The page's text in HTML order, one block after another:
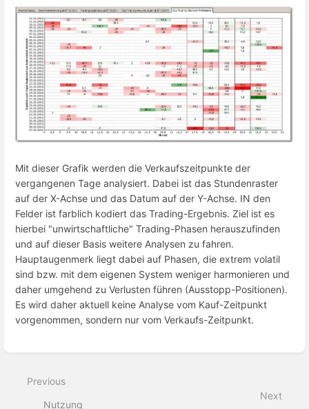
Mit dieser Grafik werden die Verkaufszeitpunkte der
vergangenen Tage analysiert. Dabei ist das Stundenraster
auf der X-Achse und das Datum auf der Y-Achse. IN den
Felder ist farblich kodiert das Trading-Ergebnis. Ziel ist es
hierbei "unwirtschaftliche" Trading-Phasen herauszufinden
und auf dieser Basis weitere Analysen zu fahren.
Hauptaugenmerk liegt dabei auf Phasen, die extrem volatil
sind bzw. mit dem eigenen System weniger harmonieren und
daher umgehend zu Verlusten führen (Ausstopp-Positionen).
Es wird daher aktuell keine Analyse vom Kauf-Zeitpunkt
vorgenommen, sondern nur vom Verkaufs-Zeitpunkt.
mode
Previous
Nutzung
Next